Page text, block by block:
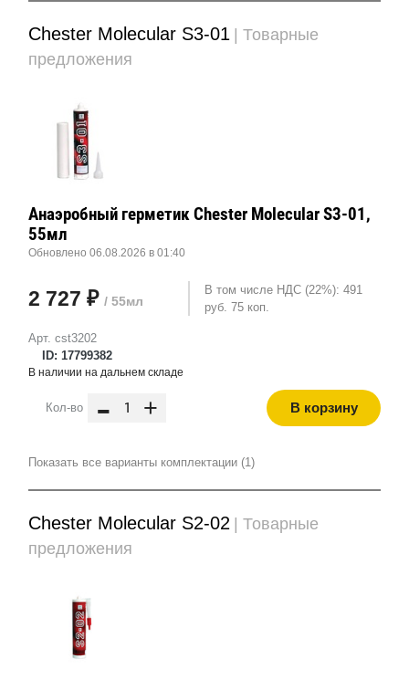
Chester Molecular S3-01
| Товарные
предложения
Арт. cst3202
ID: 17799382
Анаэробный герметик Chester Molecular S3-01,
55мл
Обновлено 06.08.2026 в 01:40
2 727 ₽ / 55мл
В том числе НДС (22%): 491
руб. 75 коп.
В наличии на дальнем складе
Кол-во - + В корзину
Показать все варианты комплектации (1)
Chester Molecular S2-02
| Товарные
предложения